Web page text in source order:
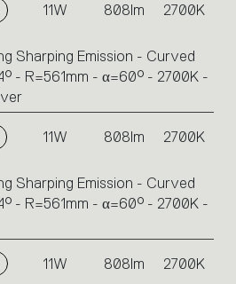
11W 808lm 2700K
Sharping Emission - Curved
- R=561mm - α=60° - 2700K -
11W 808lm 2700K
Sharping Emission - Curved
- R=561mm - α=60° - 2700K -
11W 808lm 2700K